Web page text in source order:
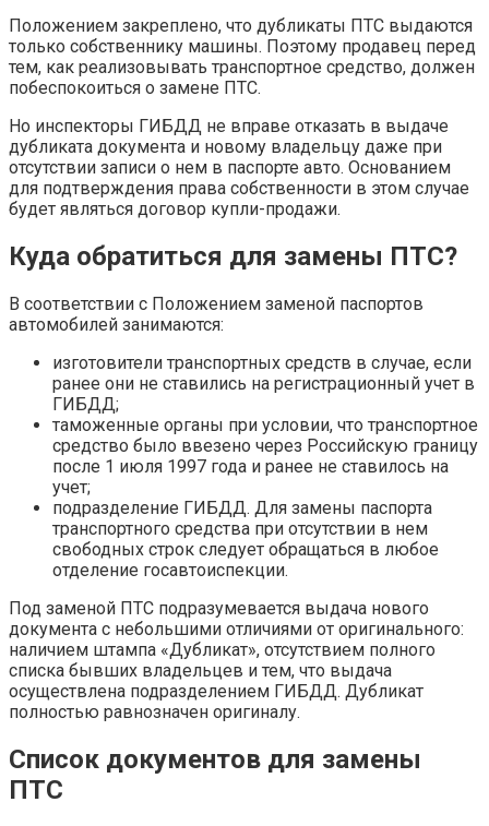
Положением закреплено, что дубликаты ПТС выдаются
только собственнику машины. Поэтому продавец перед
тем, как реализовывать транспортное средство, должен
побеспокоиться о замене ПТС.
Но инспекторы ГИБДД не вправе отказать в выдаче
дубликата документа и новому владельцу даже при
отсутствии записи о нем в паспорте авто. Основанием
для подтверждения права собственности в этом случае
будет являться договор купли-продажи.
Куда обратиться для замены ПТС?
В соответствии с Положением заменой паспортов
автомобилей занимаются:
изготовители транспортных средств в случае, если
ранее они не ставились на регистрационный учет в
ГИБДД;
таможенные органы при условии, что транспортное
средство было ввезено через Российскую границу
после 1 июля 1997 года и ранее не ставилось на
учет;
подразделение ГИБДД. Для замены паспорта
транспортного средства при отсутствии в нем
свободных строк следует обращаться в любое
отделение госавтоиспекции.
Под заменой ПТС подразумевается выдача нового
документа с небольшими отличиями от оригинального:
наличием штампа «Дубликат», отсутствием полного
списка бывших владельцев и тем, что выдача
осуществлена подразделением ГИБДД. Дубликат
полностью равнозначен оригиналу.
Список документов для замены
ПТС